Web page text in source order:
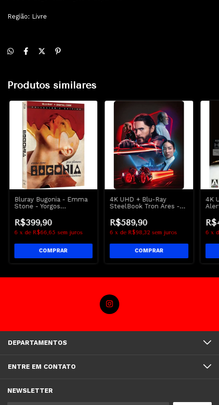
Região: Livre
Produtos similares
Bluray Bugonia - Emma
Stone - Yorgos
R$399,90
6 x de R$66,65 sem juros
4K UHD + Blu-Ray
SteelBook Tron Ares -
R$589,90
6 x de R$98,32 sem juros
4K
6 x
DEPARTAMENTOS
ENTRE EM CONTATO
NEWSLETTER